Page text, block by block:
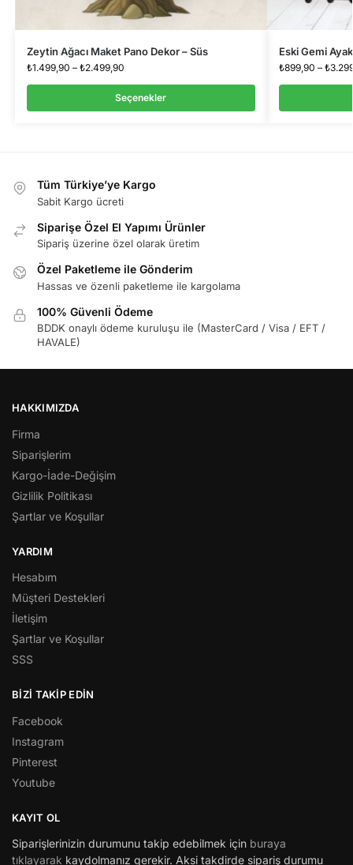
Zeytin Ağacı Maket Pano Dekor – Süs
₺1.499,90 – ₺2.499,90
Seçenekler
Eski Gemi
₺899,90 – ₺
Tüm Türkiye’ye Kargo
Sabit Kargo ücreti
Siparişe Özel El Yapımı Ürünler
Sipariş üzerine özel olarak üretim
Özel Paketleme ile Gönderim
Hassas ve özenli paketleme ile kargolama
100% Güvenli Ödeme
BDDK onaylı ödeme kuruluşu ile (MasterCard / Visa / EFT /
HAVALE)
HAKKIMIZDA
Firma
Siparişlerim
Kargo-İade-Değişim
Gizlilik Politikası
Şartlar ve Koşullar
YARDIM
Hesabım
Müşteri Destekleri
İletişim
Şartlar ve Koşullar
SSS
BİZİ TAKİP EDİN
Facebook
Instagram
Pinterest
Youtube
KAYIT OL
Siparişlerinizin durumunu takip edebilmek için buraya
tıklayarak kaydolmanız gerekir. Aksi takdirde sipariş durumu